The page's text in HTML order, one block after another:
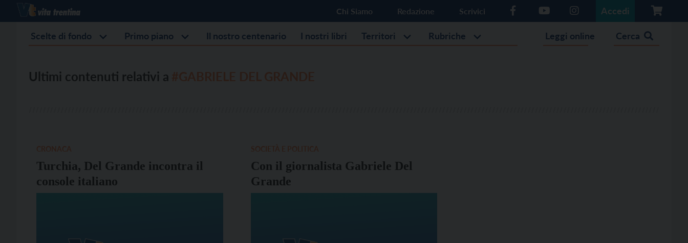
Chi Siamo Redazione Scrivici Accedi
Scelte di fondo Primo piano Il nostro centenario I nostri libri Territori Rubriche Leggi online Cerca
Ultimi contenuti relativi a
Turchia, Del Grande incontra il
console italiano
Con il giornalista Gabriele Del
Grande